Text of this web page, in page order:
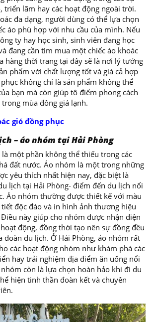
triển lãm hay các hoạt động ngoài trời.
đa dạng, người dùng có thể lựa chọn
áo phù hợp với nhu cầu của mình. Nếu
ty hay học sinh, sinh viên đang học
đang cần tìm mua một chiếc áo khoác
hàng thời trang tại đây sẽ là nơi lý tưởng
phẩm với chất lượng tốt và giá cả hợp
không chỉ là sản phẩm không thể
bạn mà còn giúp tô điểm phong cách
mùa đông giá lạnh.
gió đồng phục
– áo nhóm tại Hải Phòng
một phần không thể thiếu trong các
đất nước. Áo nhóm là một trong những
yêu thích nhất hiện nay, đặc biệt là
lịch tại Hải Phòng- điểm đến du lịch nổi
Áo nhóm thường được thiết kế với màu
độc đáo và in hình ảnh thương hiệu
này giúp cho nhóm được nhận diện
động, đồng thời tạo nên sự đồng đều
đoàn du lịch. Ở Hải Phòng, áo nhóm rất
các hoạt động nhóm như khám phá các
hay trải nghiệm địa điểm ăn uống nổi
còn là lựa chọn hoàn hảo khi đi du
hiện tinh thần đoàn kết và chuyên